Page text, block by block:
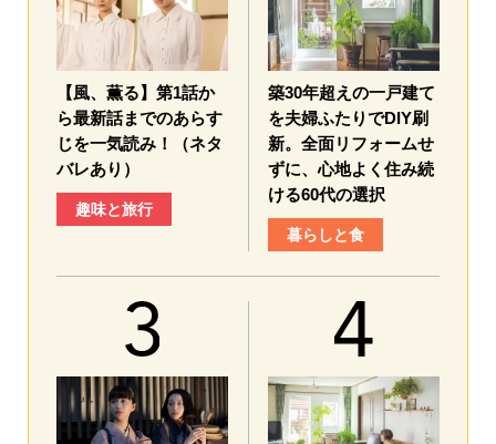
【風、薫る】第1話か
ら最新話までのあらす
じを一気読み！（ネタ
バレあり）
趣味と旅行
築30年超えの一戸建て
を夫婦ふたりでDIY刷
新。全面リフォームせ
ずに、心地よく住み続
ける60代の選択
暮らしと食